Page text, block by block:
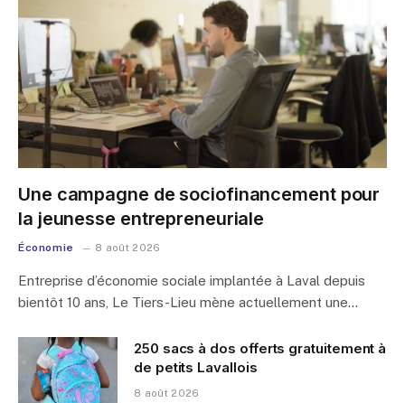
Une campagne de sociofinancement pour
la jeunesse entrepreneuriale
Économie 8 août 2026
Entreprise d’économie sociale implantée à Laval depuis
bientôt 10 ans, Le Tiers-Lieu mène actuellement une…
250 sacs à dos offerts gratuitement à
de petits Lavallois
8 août 2026